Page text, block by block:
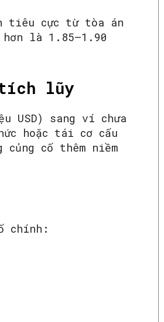
tiêu cực từ tòa án
là 1.85–1.90
tích lũy
USD) sang ví chưa
hoặc tái cơ cấu
cố thêm niềm
chính: